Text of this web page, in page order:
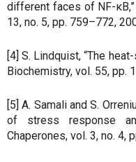
different faces of NF-
13, no. 5, pp. 759–772,
[4] S. Lindquist, “The
Biochemistry, vol. 55, pp.
[5] A. Samali and S.
of stress response
Chaperones, vol. 3, no. 4,